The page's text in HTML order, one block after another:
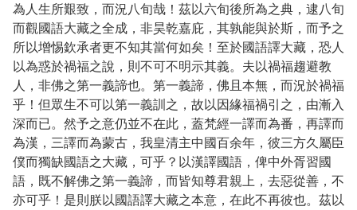
為人生所艱致，而況八旬哉！茲以六旬後所為之典，逮八旬
而觀國語大藏之全成，非昊乾嘉庇，其孰能與於斯，而予之
所以增惕欽承者更不知其當何如矣！至於國語譯大藏，恐人
以為惑於禍福之說，則不可不明示其義。夫以禍福趨避教
人，非佛之第一義諦也。第一義諦，佛且本無，而況於禍福
乎！但眾生不可以第一義訓之，故以因緣福禍引之，由漸入
深而已。然予之意仍並不在此，蓋梵經一譯而為番，再譯而
為漢，三譯而為蒙古，我皇清主中國百余年，彼三方久屬臣
僕而獨缺國語之大藏，可乎？以漢譯國語，俾中外胥習國
語，既不解佛之第一義諦，而皆知尊君親上，去惡從善，不
亦可乎！是則朕以國語譯大藏之本意，在此不再彼也。茲以